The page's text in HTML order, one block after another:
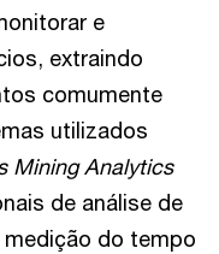
e
extraindo
comumente
utilizados
Mining Analytics
de análise de
do tempo